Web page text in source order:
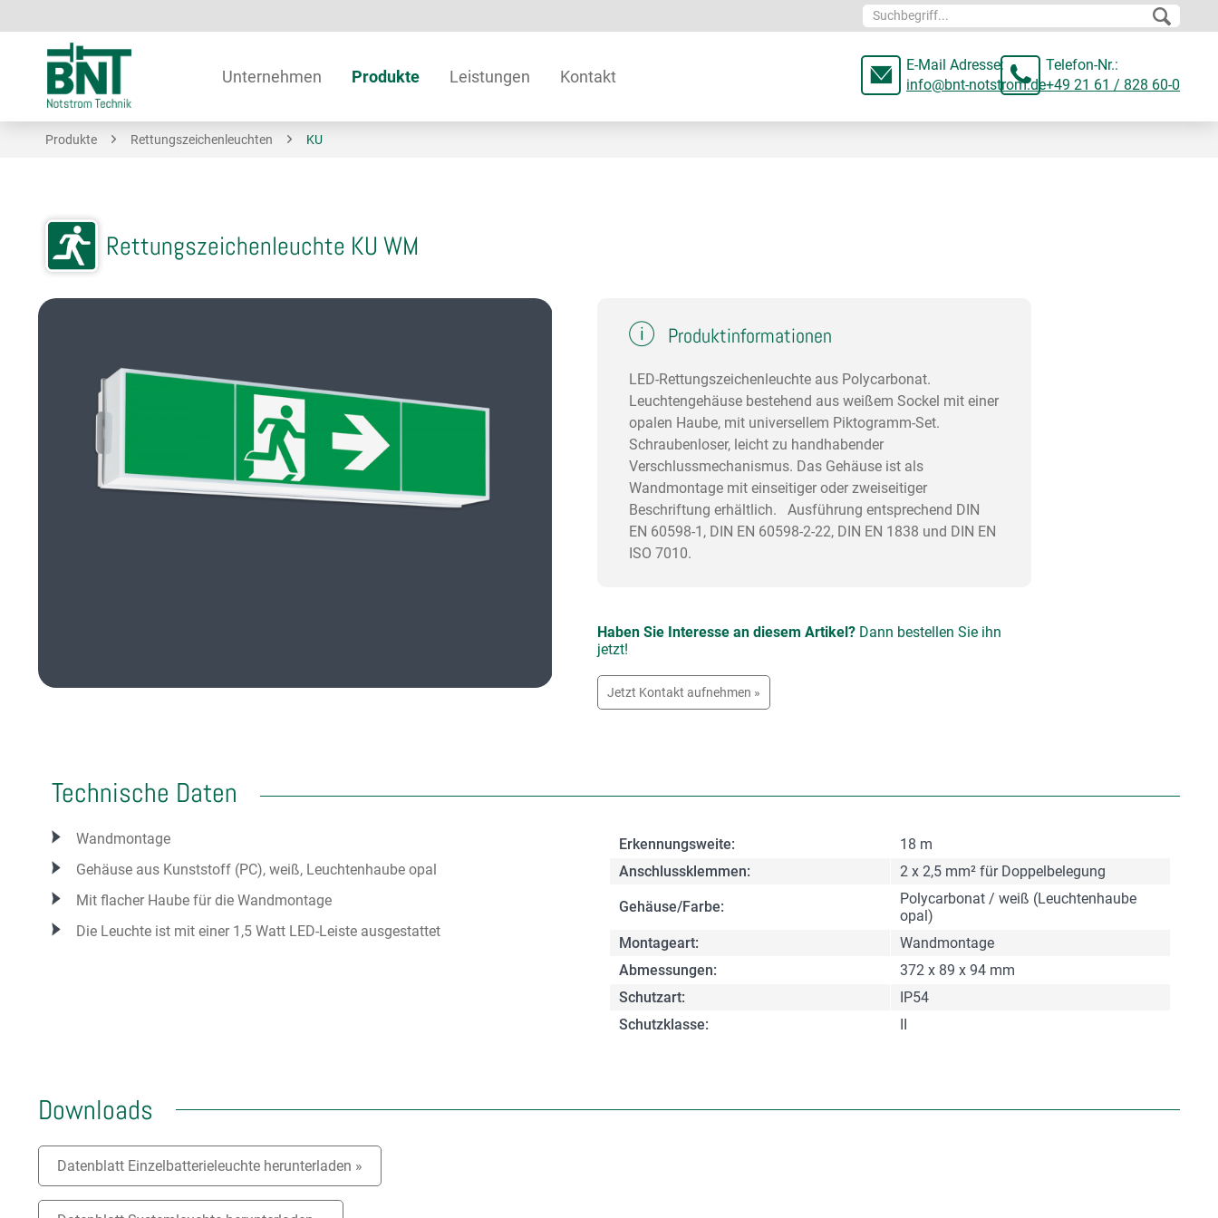
Unternehmen Produkte Leistungen Kontakt
E-Mail Adresse:
info@bnt-notstrom.de
Telefon-Nr.:
+49 21 61 / 828 60-0
Produkte Rettungszeichenleuchten KU
Rettungszeichenleuchte KU WM
Produktinformationen
LED-Rettungszeichenleuchte aus Polycarbonat.
Leuchtengehäuse bestehend aus weißem Sockel mit einer
opalen Haube, mit universellem Piktogramm-Set.
Schraubenloser, leicht zu handhabender
Verschlussmechanismus. Das Gehäuse ist als
Wandmontage mit einseitiger oder zweiseitiger
Beschriftung erhältlich. Ausführung entsprechend DIN
EN 60598-1, DIN EN 60598-2-22, DIN EN 1838 und DIN EN
ISO 7010.
Haben Sie Interesse an diesem Artikel? Dann bestellen Sie ihn
jetzt!
Jetzt Kontakt aufnehmen »
Technische Daten
Wandmontage
Gehäuse aus Kunststoff (PC), weiß, Leuchtenhaube opal
Mit flacher Haube für die Wandmontage
Die Leuchte ist mit einer 1,5 Watt LED-Leiste ausgestattet
Erkennungsweite:
18 m
Anschlussklemmen:
2 x 2,5 mm² für Doppelbelegung
Gehäuse/Farbe:
Polycarbonat / weiß (Leuchtenhaube
opal)
Montageart:
Wandmontage
Abmessungen:
372 x 89 x 94 mm
Schutzart:
IP54
Schutzklasse:
Downloads
Datenblatt Einzelbatterieleuchte herunterladen »